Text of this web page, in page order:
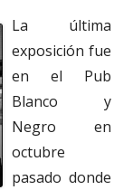
La última
exposición fue
en el Pub
Blanco y
Negro en
octubre
pasado donde